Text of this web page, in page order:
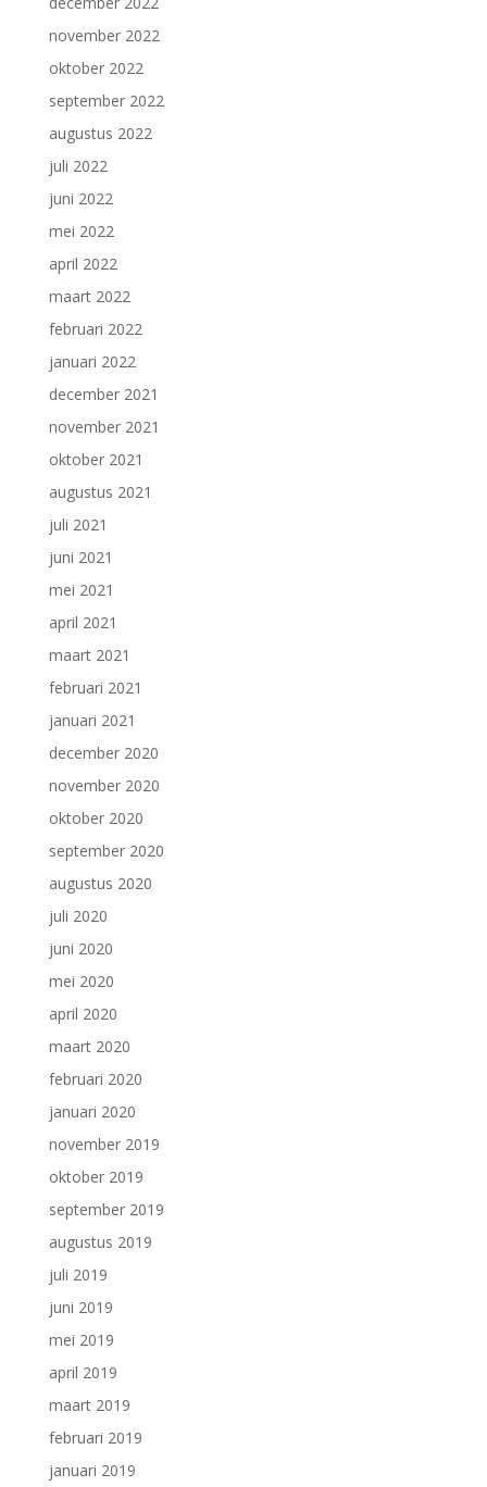
november 2022
oktober 2022
september 2022
augustus 2022
juli 2022
juni 2022
mei 2022
april 2022
maart 2022
februari 2022
januari 2022
december 2021
november 2021
oktober 2021
augustus 2021
juli 2021
juni 2021
mei 2021
april 2021
maart 2021
februari 2021
januari 2021
december 2020
november 2020
oktober 2020
september 2020
augustus 2020
juli 2020
juni 2020
mei 2020
april 2020
maart 2020
februari 2020
januari 2020
november 2019
oktober 2019
september 2019
augustus 2019
juli 2019
juni 2019
mei 2019
april 2019
maart 2019
februari 2019
januari 2019